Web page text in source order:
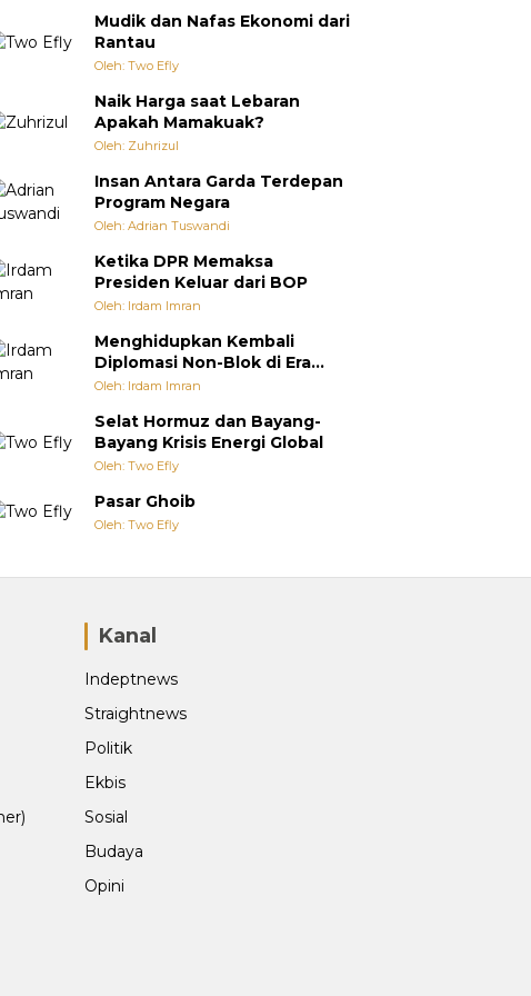
Mudik dan Nafas Ekonomi dari
Rantau
Oleh: Two Efly
Naik Harga saat Lebaran
Apakah Mamakuak?
Oleh: Zuhrizul
Insan Antara Garda Terdepan
Program Negara
Oleh: Adrian Tuswandi
Ketika DPR Memaksa
Presiden Keluar dari BOP
Oleh: Irdam Imran
Menghidupkan Kembali
Diplomasi Non-Blok di Era
Multipolar
Oleh: Irdam Imran
Selat Hormuz dan Bayang-
Bayang Krisis Energi Global
Oleh: Two Efly
Pasar Ghoib
Oleh: Two Efly
Kanal
Indeptnews
Straightnews
Politik
Ekbis
Sosial
Budaya
Opini